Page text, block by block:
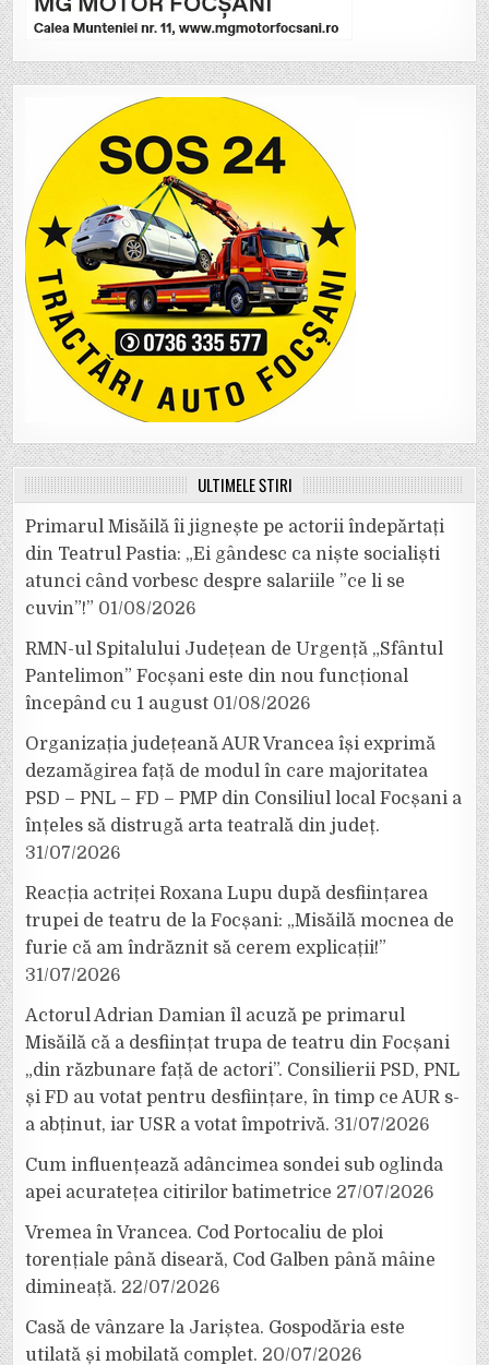
ULTIMELE ȘTIRI
Primarul Misăilă îi jignește pe actorii îndepărtați
din Teatrul Pastia: „Ei gândesc ca niște socialiști
atunci când vorbesc despre salariile ”ce li se
cuvin”!” 01/08/2026
RMN-ul Spitalului Județean de Urgență „Sfântul
Pantelimon” Focșani este din nou funcțional
începând cu 1 august 01/08/2026
Organizația județeană AUR Vrancea își exprimă
dezamăgirea față de modul în care majoritatea
PSD – PNL – FD – PMP din Consiliul local Focșani a
înțeles să distrugă arta teatrală din județ.
31/07/2026
Reacția actriței Roxana Lupu după desființarea
trupei de teatru de la Focșani: „Misăilă mocnea de
furie că am îndrăznit să cerem explicații!”
31/07/2026
Actorul Adrian Damian îl acuză pe primarul
Misăilă că a desființat trupa de teatru din Focșani
„din răzbunare față de actori”. Consilierii PSD, PNL
și FD au votat pentru desființare, în timp ce AUR s-
a abținut, iar USR a votat împotrivă. 31/07/2026
Cum influențează adâncimea sondei sub oglinda
apei acuratețea citirilor batimetrice 27/07/2026
Vremea în Vrancea. Cod Portocaliu de ploi
torențiale până diseară, Cod Galben până mâine
dimineață. 22/07/2026
Casă de vânzare la Jariștea. Gospodăria este
utilată și mobilată complet. 20/07/2026